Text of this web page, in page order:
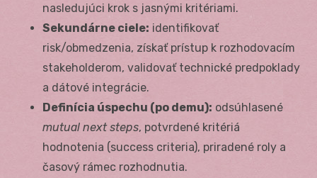
nasledujúci krok s jasnými kritériami.
Sekundárne ciele: identifikovať
risk/obmedzenia, získať prístup k rozhodovacím
stakeholderom, validovať technické predpoklady
a dátové integrácie.
Definícia úspechu (po demu): odsúhlasené
mutual next steps, potvrdené kritériá
hodnotenia (success criteria), priradené roly a
časový rámec rozhodnutia.